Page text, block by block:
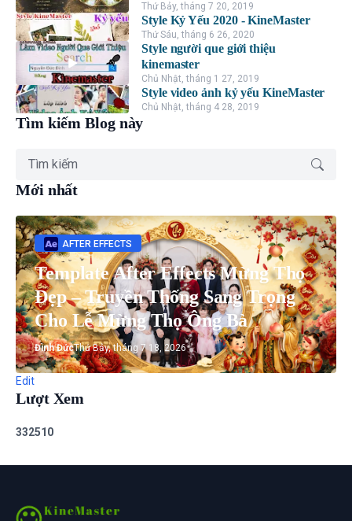
Thứ Bảy, tháng 7 20, 2019
Style Kỷ Yếu 2020 - KineMaster
Thứ Sáu, tháng 6 26, 2020
Style người que giới thiệu
kinemaster
Chủ Nhật, tháng 1 27, 2019
Style video ảnh kỷ yếu KineMaster
Chủ Nhật, tháng 4 28, 2019
Tìm kiếm Blog này
Mới nhất
AFTER EFFECTS
Template After Effects Mừng Thọ
Đẹp – Truyền Thống Sang Trọng
Cho Lễ Mừng Thọ Ông Bà
Đình ĐứcThứ Bảy, tháng 7 18, 2026
Edit
Lượt Xem
33251 0